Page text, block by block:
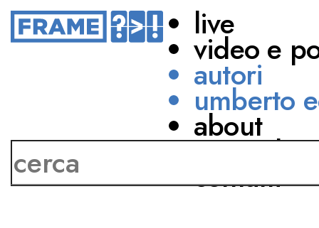
live
video e
autori
umberto
about
network
contatti
Massimiliano Bianco